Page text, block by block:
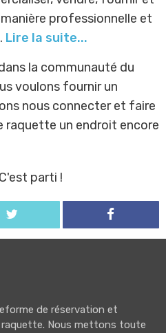
professionnelle et
Lire la suite...
la communauté du
voulons fournir un
nous connecter et faire
raquette un endroit encore
parti !
de réservation et
Nous mettons toute